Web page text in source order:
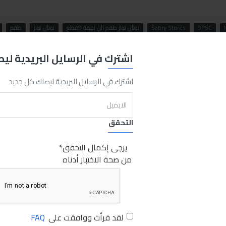
اشترك في الرسايل البريدية
اشترك في الرسايل البريدية ليصلك كل جديد
التحقق
يرجى إكمال التحقق
من صحة الاختبار أدناه
لقد قرأت ووافقت على FAQ
9PSC
Sabry Stores توتال تولز طقم الن نجمة 9قطع توتال تولز طقم